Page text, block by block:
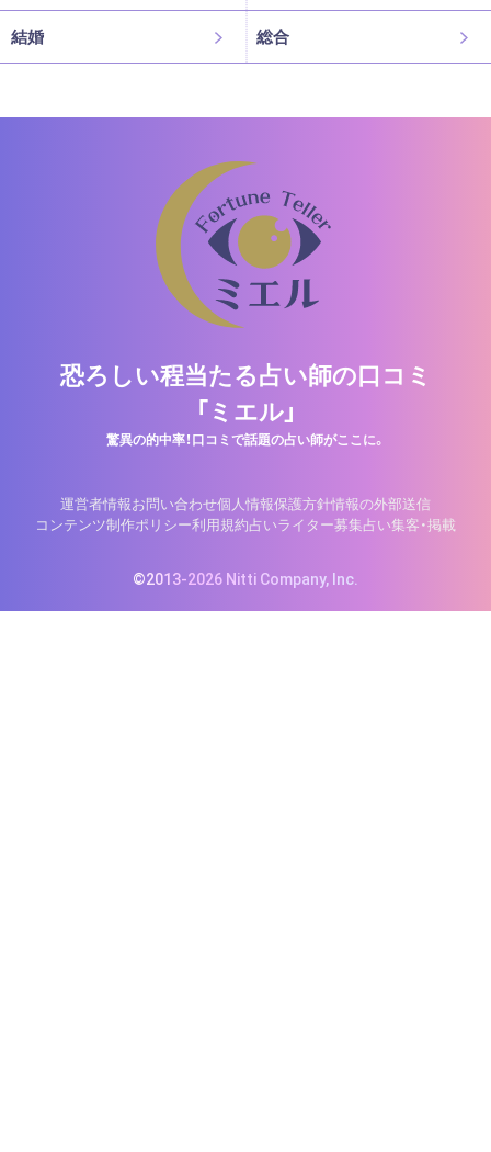
結婚 総合
恐ろしい程当たる占い師の口コミ
「ミエル」
驚異の的中率！口コミで話題の占い師がここに。
運営者情報お問い合わせ個人情報保護方針情報の外部送信
コンテンツ制作ポリシー利用規約占いライター募集占い集客・掲載
©2013-2026 Nitti Company, Inc.